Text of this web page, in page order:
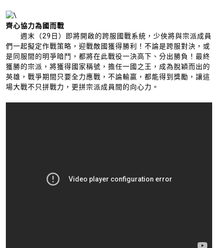
齊心協力為國而戰
週末（29日）即將開啟的跨服國戰系統，少俠將與宗派成員
們一起擬定作戰策略，迎戰敵國獲得勝利！不論是跨服對決，或
是同服間的明爭暗鬥，都將在此戰役一決高下、分出勝負！最終
獲勝的宗派，將獲得國家稱號，擔任一國之王，成為脫穎而出的
英雄，戰爭期間只要全力應戰，不論輸贏，都能得到獎勵，讓這
場大戰不只拼戰力，更拼宗派成員間的向心力。